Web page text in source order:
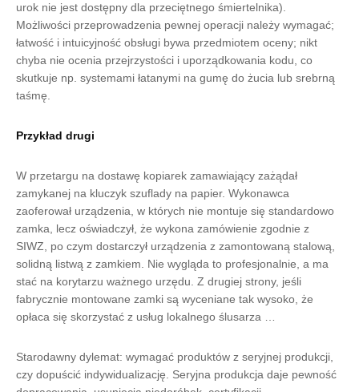
urok nie jest dostępny dla przeciętnego śmiertelnika).
Możliwości przeprowadzenia pewnej operacji należy wymagać;
łatwość i intuicyjność obsługi bywa przedmiotem oceny; nikt
chyba nie ocenia przejrzystości i uporządkowania kodu, co
skutkuje np. systemami łatanymi na gumę do żucia lub srebrną
taśmę.
Przykład drugi
W przetargu na dostawę kopiarek zamawiający zażądał
zamykanej na kluczyk szuflady na papier. Wykonawca
zaoferował urządzenia, w których nie montuje się standardowo
zamka, lecz oświadczył, że wykona zamówienie zgodnie z
SIWZ, po czym dostarczył urządzenia z zamontowaną stalową,
solidną listwą z zamkiem. Nie wygląda to profesjonalnie, a ma
stać na korytarzu ważnego urzędu. Z drugiej strony, jeśli
fabrycznie montowane zamki są wyceniane tak wysoko, że
opłaca się skorzystać z usług lokalnego ślusarza …
Starodawny dylemat: wymagać produktów z seryjnej produkcji,
czy dopuścić indywidualizację. Seryjna produkcja daje pewność